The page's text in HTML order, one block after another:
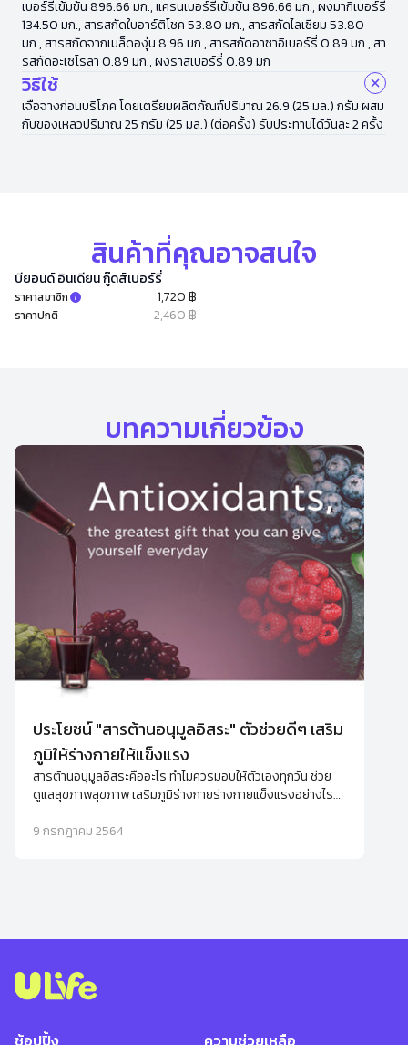
เบอร์รี่เข้มข้น 896.66 มก., แครนเบอร์รี่เข้มข้น 896.66 มก., ผงมากิเบอร์รี่
134.50 มก., สารสกัดใบอาร์ติโชค 53.80 มก., สารสกัดไลเซียม 53.80
มก., สารสกัดจากเมล็ดองุ่น 8.96 มก., สารสกัดอาซาอิเบอร์รี่ 0.89 มก., สา
รสกัดอะเซโรลา 0.89 มก., ผงราสเบอร์รี่ 0.89 มก
วิธีใช้
เจือจางก่อนบริโภค โดยเตรียมผลิตภัณฑ์ปริมาณ 26.9 (25 มล.) กรัม ผสม
กับของเหลวปริมาณ 25 กรัม (25 มล.) (ต่อครั้ง) รับประทานได้วันละ 2 ครั้ง
สินค้าที่คุณอาจสนใจ
บียอนด์ อินเดียน กู๊ดส์เบอร์รี่
ราคาสมาชิก 1,720 ฿
ราคาปกติ 2,460 ฿
บทความเกี่ยวข้อง
ประโยชน์ "สารต้านอนุมูลอิสระ" ตัวช่วยดีๆ เสริม
ภูมิให้ร่างกายให้แข็งแรง
สารต้านอนุมูลอิสระคืออะไร ทำไมควรมอบให้ตัวเองทุกวัน ช่วย
ดูแลสุขภาพสุขภาพ เสริมภูมิร่างกายร่างกายแข็งแรงอย่างไร
9 กรกฎาคม 2564
ช้อปปิ้ง ความช่วยเหลือ